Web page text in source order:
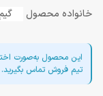
خانواده محصول
این محصول به‌صورت
تیم فروش تماس بگیرید.